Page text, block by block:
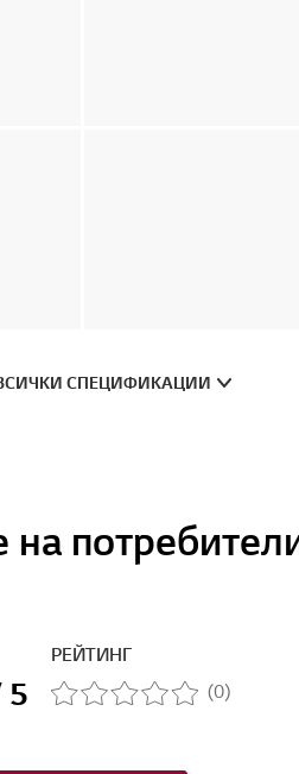
СПЕЦИФИКАЦИИ
5
РЕЙТИНГ
(0)